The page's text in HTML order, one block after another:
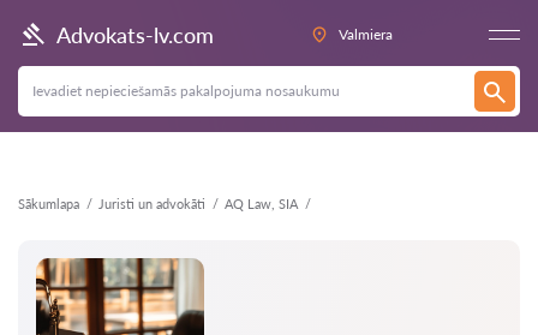
Advokats-lv.com Valmiera
Sākumlapa Juristi un advokāti AQ Law, SIA
Atpakaļ